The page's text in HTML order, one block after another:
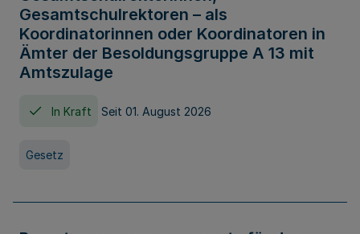
Gesamtschulrektoren – als
Koordinatorinnen oder Koordinatoren in
Ämter der Besoldungsgruppe A 13 mit
Amtszulage
In Kraft Seit 01. August 2026
Gesetz